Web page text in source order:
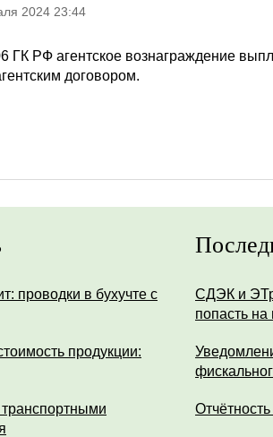
2024 23:44
ГК РФ агентское вознаграждение
договором.
проводки в бухучте с
продукции:
транспортными
СДЭК и
попасть на